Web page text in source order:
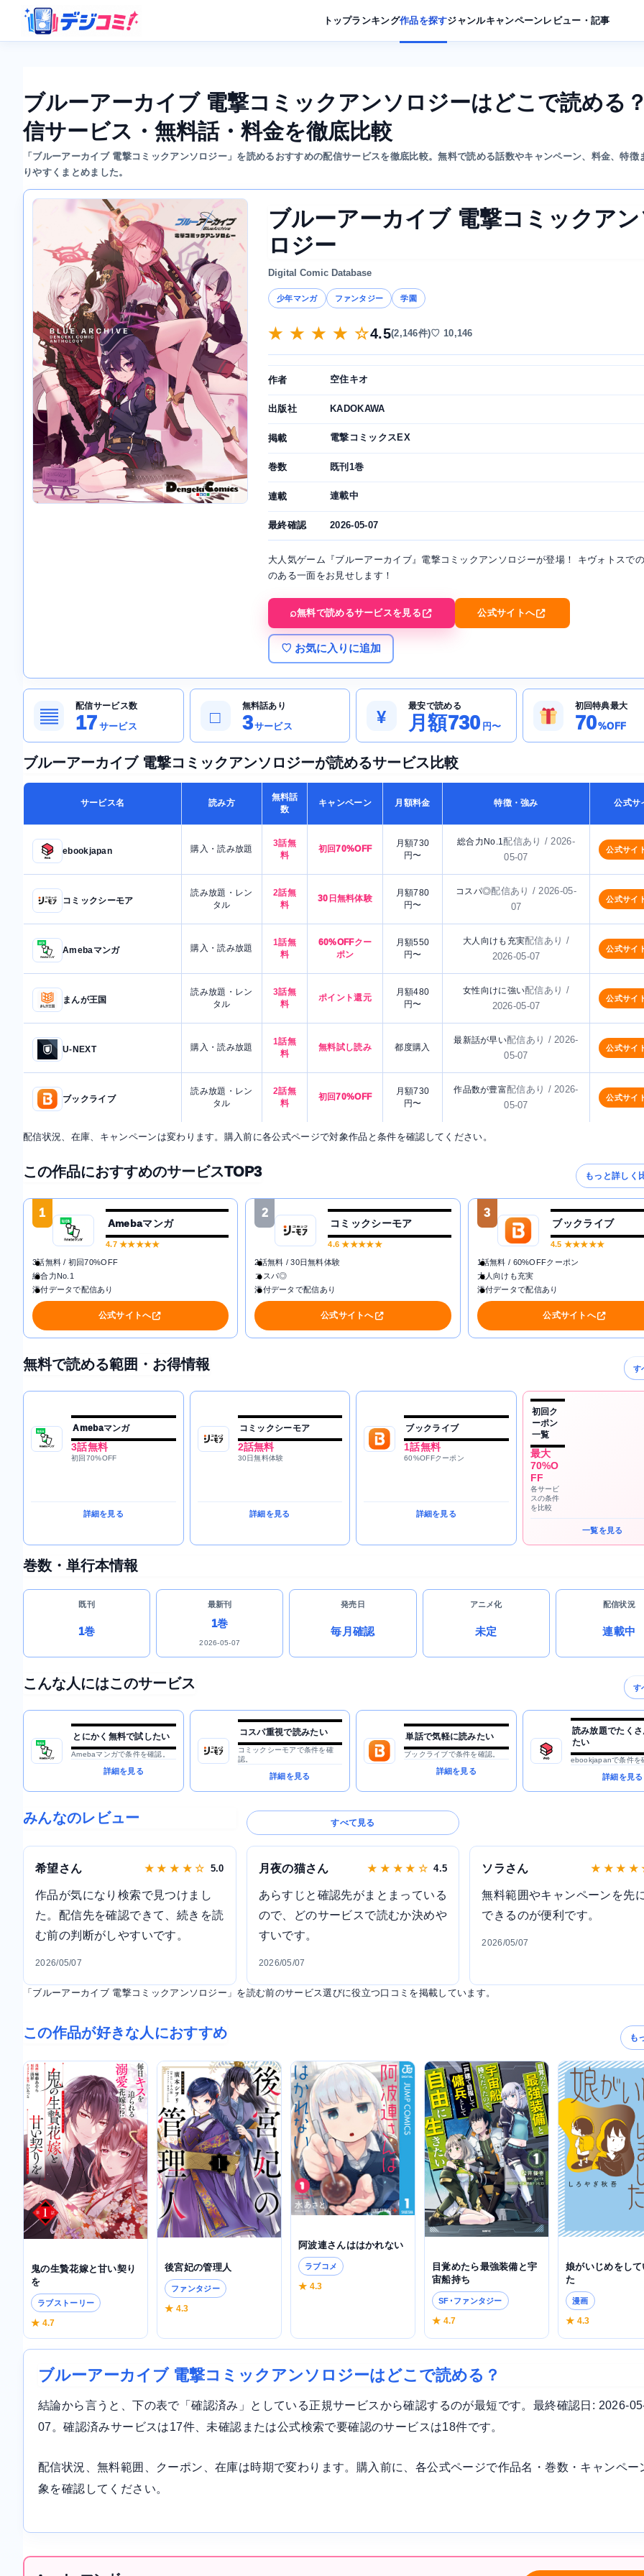
トップランキング作品を探すジャンルキャンペーンレビュー・記事
ブルーアーカイブ 電撃コミックアンソロジーはどこで読める
信サービス・無料話・料金を徹底比較
「ブルーアーカイブ 電撃コミックアンソロジー」を読めるおすすめの配信サービスを徹底比較。無料で読める話数やキャンペーン、料金、特徴
りやすくまとめました。
ブルーアーカイブ 電撃コミックア
ロジー
Digital Comic Database
少年マンガ ファンタジー 学園
★ ★ ★ ★ ☆4.5(2,146件)♡ 10,146
作者 空住キオ
出版社 KADOKAWA
掲載 電撃コミックスEX
巻数 既刊1巻
連載 連載中
最終確認 2026-05-07
大人気ゲーム『ブルーアーカイブ』電撃コミックアンソロジーが登場！ キヴォトスで
のある一面をお見せします！
無料で読めるサービスを見る 公式サイトへ
♡ お気に入りに追加
▤
配信サービス数
17 サービス □
無料話あり
3サービス ¥
最安で読める
月額730 円〜
初回特典最大
70%OFF
ブルーアーカイブ 電撃コミックアンソロジーが読めるサービス比較
サービス名 読み方
無料話
数
キャンペーン 月額料金 特徴・強み 公式サ
ebookjapan 購入・読み放題
3話無
料
初回70%OFF
月額730
円〜
総合力No.1配信あり / 2026-
05-07
公式サイ
コミックシーモア
読み放題・レン
タル
2話無
料
30日無料体験
月額780
円〜
コスパ◎配信あり / 2026-05-
07
公式サイ
Amebaマンガ 購入・読み放題
1話無
料
60%OFFクー
ポン
月額550
円〜
大人向けも充実配信あり /
2026-05-07
公式サイ
まんが王国
読み放題・レン
タル
3話無
料
ポイント還元
月額480
円〜
女性向けに強い配信あり /
2026-05-07
公式サイ
U-NEXT 購入・読み放題
1話無
料
無料試し読み 都度購入
最新話が早い配信あり / 2026-
05-07
公式サイ
ブックライブ
読み放題・レン
タル
2話無
料
初回70%OFF
月額730
円〜
作品数が豊富配信あり / 2026-
05-07
公式サイ
配信状況、在庫、キャンペーンは変わります。購入前に各公式ページで対象作品と条件を確認してください。
この作品におすすめのサービスTOP3 もっと詳しく
1
Amebaマンガ
4.7★★★★★
3話無料 / 初回70%OFF
総合力No.1
添付データで配信あり
公式サイトへ
2
コミックシーモア
4.6 ★★★★★
2話無料 / 30日無料体験
コスパ◎
添付データで配信あり
公式サイトへ
3
ブックライブ
4.5 ★★★★★
1話無料 / 60%OFFクーポン
大人向けも充実
添付データで配信あり
公式サイトへ
無料で読める範囲・お得情報 す
Amebaマンガ
3話無料
初回70%OFF
詳細を見る
コミックシーモア
2話無料
30日無料体験
詳細を見る
ブックライブ
1話無料
60%OFFクーポン
詳細を見る
初回ク
ーポン
一覧
最大
70%O
FF
各サービ
スの条件
を比較
一覧を見る
巻数・単行本情報
既刊
1巻
最新刊
1巻
2026-05-07
発売日
毎月確認
アニメ化
未定
配信状況
連載中
こんな人にはこのサービス す
とにかく無料で試したい
Amebaマンガで条件を確認。
詳細を見る
コスパ重視で読みたい
コミックシーモアで条件を確
認。
詳細を見る
単話で気軽に読みたい
ブックライブで条件を確認。
詳細を見る
読み放題でたく
たい
ebookjapanで条件を
詳細を見る
みんなのレビュー すべて見る
希望さん ★ ★ ★ ★ ☆ 5.0
作品が気になり検索で見つけまし
た。配信先を確認できて、続きを読
む前の判断がしやすいです。
2026/05/07
月夜の猫さん ★ ★ ★ ★ ☆ 4.5
あらすじと確認先がまとまっている
ので、どのサービスで読むか決めや
すいです。
2026/05/07
ソラさん ★ ★ ★ ★
無料範囲やキャンペーンを先
できるのが便利です。
2026/05/07
「ブルーアーカイブ 電撃コミックアンソロジー」を読む前のサービス選びに役立つ口コミを掲載しています。
この作品が好きな人におすすめ も
鬼の生贄花嫁と甘い契り
を
ラブストーリー
★ 4.7
後宮妃の管理人
ファンタジー
★ 4.3
阿波連さんははかれない
ラブコメ
★ 4.3
目覚めたら最強装備と宇
宙船持ち
SF･ファンタジー
★ 4.7
娘がいじめをし
た
漫画
★ 4.3
ブルーアーカイブ 電撃コミックアンソロジーはどこで読める？
結論から言うと、下の表で「確認済み」としている正規サービスから確認するのが最短です。最終確認日: 2026-
07。確認済みサービスは17件、未確認または公式検索で要確認のサービスは18件です。
配信状況、無料範囲、クーポン、在庫は時期で変わります。購入前に、各公式ページで作品名・巻数・キャンペー
象を確認してください。